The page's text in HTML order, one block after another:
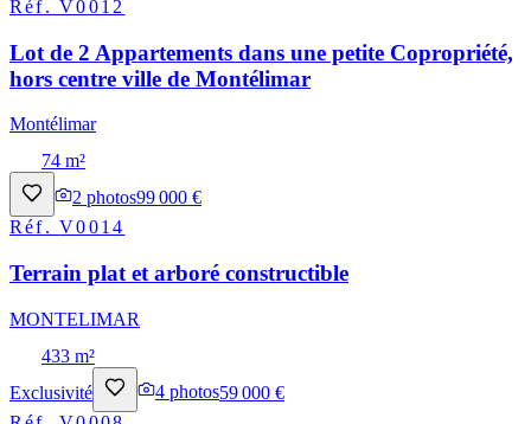
Réf.V0012
Lot de 2 Appartements dans une petite Copropriété,
hors centre ville de Montélimar
Montélimar
74 m²
2 photos99 000 €
Réf.V0014
Terrain plat et arboré constructible
MONTELIMAR
433 m²
Exclusivité
4 photos59 000 €